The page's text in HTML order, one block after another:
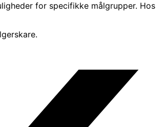
for specifikke målgrupper. Hos